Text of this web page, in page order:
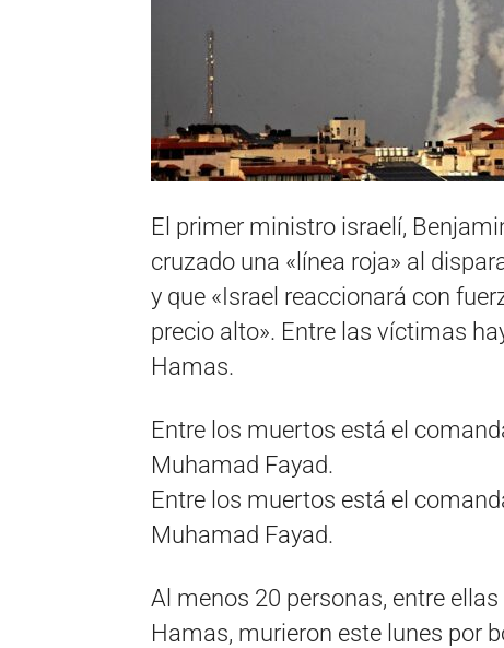
El primer ministro israelí,
cruzado una «línea roja» al
y que «Israel reaccionará con
precio alto». Entre las víctimas
Hamas.
Entre los muertos está el
Muhamad Fayad.
Entre los muertos está el
Muhamad Fayad.
Al menos 20 personas, entre
Hamas, murieron este lunes por